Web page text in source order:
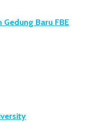
Baru FBE